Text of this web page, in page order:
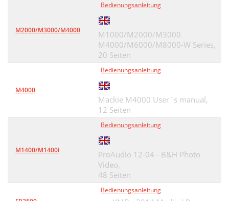
M2000/M3000/M4000
Bedienungsanleitung
M1000/M2000/M3000
M4000/M6000/M8000-W Series,
20 Seiten
M4000
Bedienungsanleitung
Mackie M4000 User`s manual,
12 Seiten
M1400/M1400i
Bedienungsanleitung
ProAudio 12-04 - B&H Photo
Video,
48 Seiten
Bedienungsanleitung